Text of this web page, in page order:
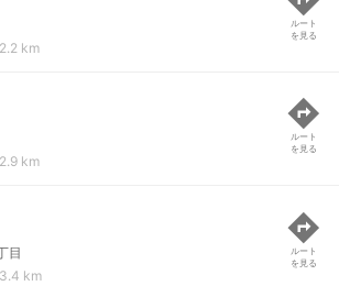
km
ルート
を見る
km
ルート
を見る
目
km
ルート
を見る